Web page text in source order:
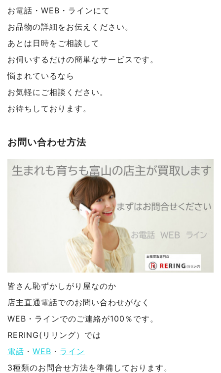
お電話・WEB・ラインにて
お品物の詳細をお伝えください。
あとは日時をご相談して
お伺いするだけの簡単なサービスです。
悩まれているなら
お気軽にご相談ください。
お待ちしております。
お問い合わせ方法
皆さん恥ずかしがり屋なのか
店主直通電話でのお問い合わせがなく
WEB・ラインでのご連絡が100％です。
RERING(リリング）では
電話 ・ WEB ・ ライン
3種類のお問合せ方法を準備しております。